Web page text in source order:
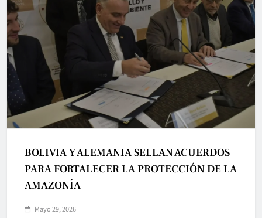
BOLIVIA Y ALEMANIA SELLAN ACUERDOS
PARA FORTALECER LA PROTECCIÓN DE LA
AMAZONÍA
Mayo 29, 2026